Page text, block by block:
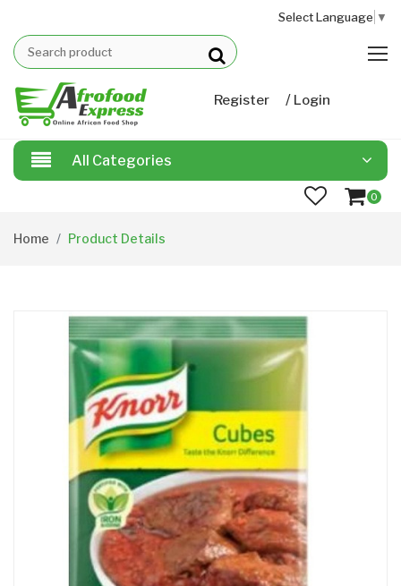
Select Language ▼
Register / Login
All Categories
0
Home Product Details